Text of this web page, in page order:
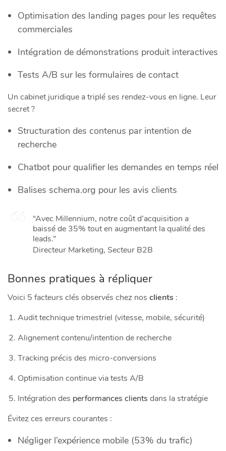
Optimisation des landing pages pour les requêtes
commerciales
Intégration de démonstrations produit interactives
Tests A/B sur les formulaires de contact
Un cabinet juridique a triplé ses rendez-vous en ligne. Leur
secret ?
Structuration des contenus par intention de
recherche
Chatbot pour qualifier les demandes en temps réel
Balises schema.org pour les avis clients
“Avec Millennium, notre coût d’acquisition a
baissé de 35% tout en augmentant la qualité des
leads.”
Directeur Marketing, Secteur B2B
Bonnes pratiques à répliquer
Voici 5 facteurs clés observés chez nos clients :
Audit technique trimestriel (vitesse, mobile, sécurité)
Alignement contenu/intention de recherche
Tracking précis des micro-conversions
Optimisation continue via tests A/B
Intégration des performances clients dans la stratégie
Évitez ces erreurs courantes :
Négliger l’expérience mobile (53% du trafic)